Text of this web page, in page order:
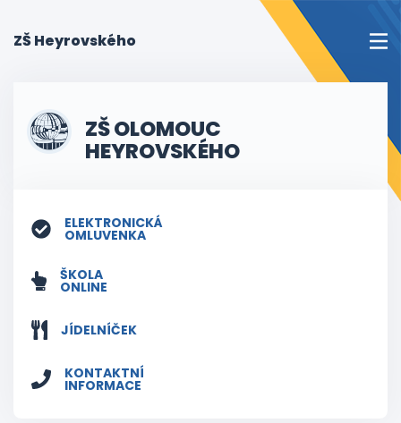
ZŠ Heyrovského
ZŠ OLOMOUC
HEYROVSKÉHO
ELEKTRONICKÁ
OMLUVENKA
ŠKOLA
ONLINE
JÍDELNÍČEK
KONTAKTNÍ
INFORMACE